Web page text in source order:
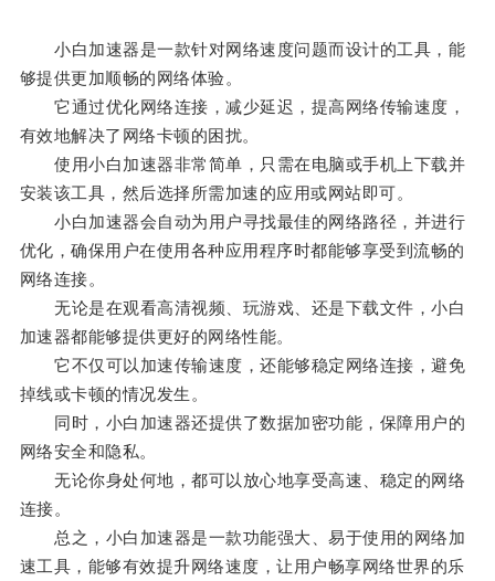
小白加速器是一款针对网络速度问题而设计的工具，能
够提供更加顺畅的网络体验。
它通过优化网络连接，减少延迟，提高网络传输速度，
有效地解决了网络卡顿的困扰。
使用小白加速器非常简单，只需在电脑或手机上下载并
安装该工具，然后选择所需加速的应用或网站即可。
小白加速器会自动为用户寻找最佳的网络路径，并进行
优化，确保用户在使用各种应用程序时都能够享受到流畅的
网络连接。
无论是在观看高清视频、玩游戏、还是下载文件，小白
加速器都能够提供更好的网络性能。
它不仅可以加速传输速度，还能够稳定网络连接，避免
掉线或卡顿的情况发生。
同时，小白加速器还提供了数据加密功能，保障用户的
网络安全和隐私。
无论你身处何地，都可以放心地享受高速、稳定的网络
连接。
总之，小白加速器是一款功能强大、易于使用的网络加
速工具，能够有效提升网络速度，让用户畅享网络世界的乐